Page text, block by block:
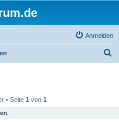
Anmelden
• Seite 1 von 1